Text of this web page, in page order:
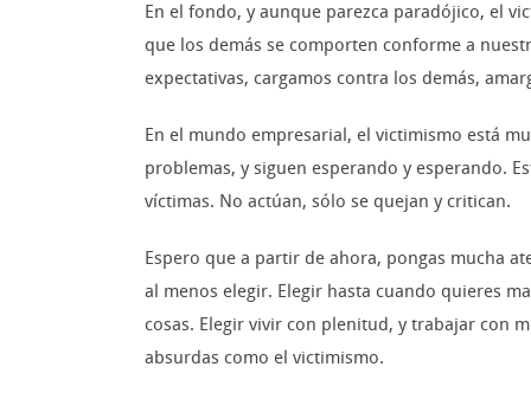
En el fondo, y aunque parezca paradójico, el
que los demás se comporten conforme a
expectativas, cargamos contra los demás,
En el mundo empresarial, el victimismo está
problemas, y siguen esperando y esperando.
víctimas. No actúan, sólo se quejan y critican.
Espero que a partir de ahora, pongas mucha
al menos elegir. Elegir hasta cuando quieres
cosas. Elegir vivir con plenitud, y trabajar con
absurdas como el victimismo.